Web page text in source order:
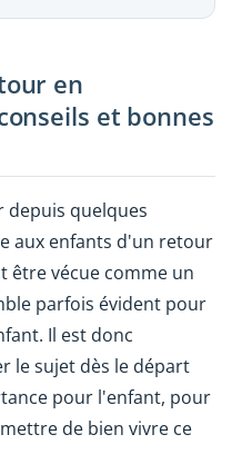
en
et bonnes
depuis quelques
aux enfants d'un retour
être vécue comme un
parfois évident pour
Il est donc
le sujet dès le départ
pour l'enfant, pour
de bien vivre ce